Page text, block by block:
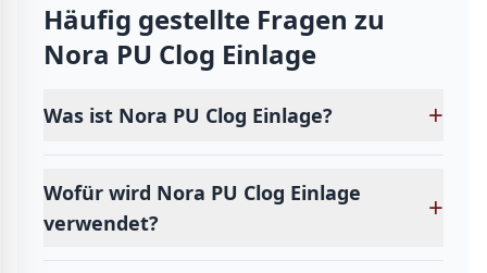
Häufig gestellte Fragen zu
Nora PU Clog Einlage
Was ist Nora PU Clog Einlage? +
Wofür wird Nora PU Clog Einlage
verwendet?
+